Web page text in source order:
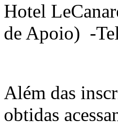
Hotel
de Apoio) -
Além das
obtidas